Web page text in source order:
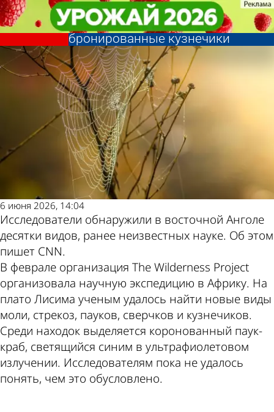
Открыты неизвестные науке
светящиеся пауки и
бронированные кузнечики
В стране и
мире
6 июня 2026, 14:04
Исследователи обнаружили в восточной Анголе
десятки видов, ранее неизвестных науке. Об этом
пишет CNN.
В феврале организация The Wilderness Project
организовала научную экспедицию в Африку. На
плато Лисима ученым удалось найти новые виды
моли, стрекоз, пауков, сверчков и кузнечиков.
Среди находок выделяется коронованный паук-
краб, светящийся синим в ультрафиолетовом
излучении. Исследователям пока не удалось
понять, чем это обусловлено.
Открыты неизвестные науке
светящиеся пауки и
бронированные кузнечики
В стране и
мире
Другие новости
по теме
Погода и курсы
валют в Пензе